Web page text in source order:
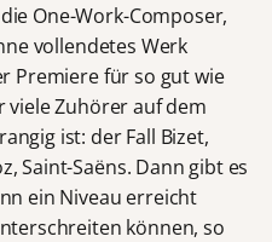
One-Work-Composer,
vollendetes Werk
Premiere für so gut wie
Zuhörer auf dem
ist: der Fall Bizet,
Saint-Saëns. Dann gibt es
ein Niveau erreicht
können, so